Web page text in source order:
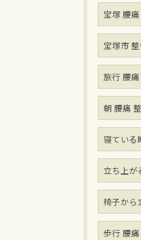
宝塚 腰
宝塚市
旅行 腰
朝 腰痛
寝ている
立ち上が
椅子から
歩行 腰痛